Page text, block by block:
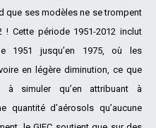
que ses modèles ne se trompent
Cette période 1951-2012 inclut
1951 jusqu’en 1975, où les
en légère diminution, ce que
à simuler qu’en attribuant à
quantité d’aérosols qu’aucune